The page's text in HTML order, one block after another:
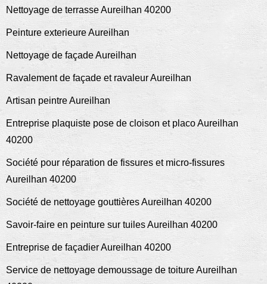
Nettoyage de terrasse Aureilhan 40200
Peinture exterieure Aureilhan
Nettoyage de façade Aureilhan
Ravalement de façade et ravaleur Aureilhan
Artisan peintre Aureilhan
Entreprise plaquiste pose de cloison et placo Aureilhan
40200
Société pour réparation de fissures et micro-fissures
Aureilhan 40200
Société de nettoyage gouttières Aureilhan 40200
Savoir-faire en peinture sur tuiles Aureilhan 40200
Entreprise de façadier Aureilhan 40200
Service de nettoyage demoussage de toiture Aureilhan